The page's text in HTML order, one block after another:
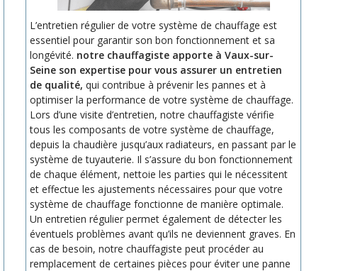
L’entretien régulier de votre système de chauffage est
essentiel pour garantir son bon fonctionnement et sa
longévité. notre chauffagiste apporte à Vaux-sur-
Seine son expertise pour vous assurer un entretien
de qualité, qui contribue à prévenir les pannes et à
optimiser la performance de votre système de chauffage.
Lors d’une visite d’entretien, notre chauffagiste vérifie
tous les composants de votre système de chauffage,
depuis la chaudière jusqu’aux radiateurs, en passant par le
système de tuyauterie. Il s’assure du bon fonctionnement
de chaque élément, nettoie les parties qui le nécessitent
et effectue les ajustements nécessaires pour que votre
système de chauffage fonctionne de manière optimale.
Un entretien régulier permet également de détecter les
éventuels problèmes avant qu’ils ne deviennent graves. En
cas de besoin, notre chauffagiste peut procéder au
remplacement de certaines pièces pour éviter une panne